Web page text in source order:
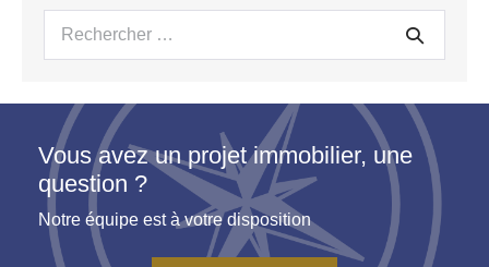
Recherche
Vous avez un projet immobilier, une
question ?
Notre équipe est à votre disposition